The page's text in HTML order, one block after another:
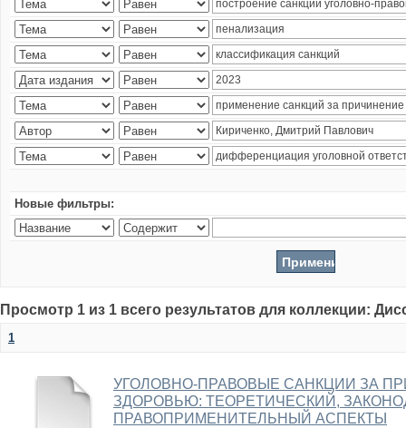
Новые фильтры:
Просмотр 1 из 1 всего результатов для коллекции:
1
УГОЛОВНО-ПРАВОВЫЕ САНКЦИИ ЗА
ЗДОРОВЬЮ: ТЕОРЕТИЧЕСКИЙ,
ПРАВОПРИМЕНИТЕЛЬНЫЙ АСПЕКТЫ